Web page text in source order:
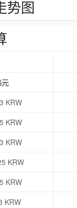
势图
KRW
KRW
KRW
KRW
KRW
KRW